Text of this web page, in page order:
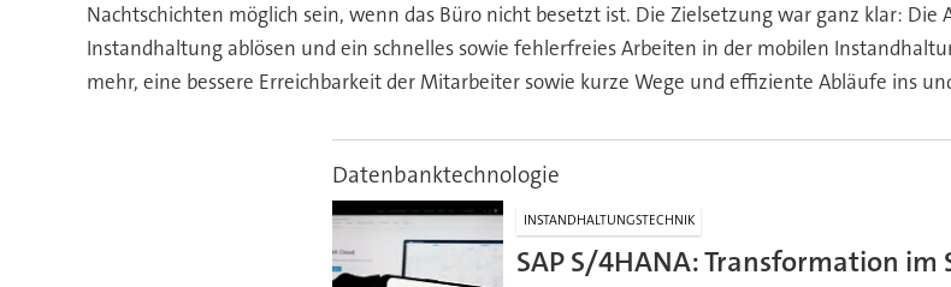
Nachtschichten möglich sein, wenn das Büro nicht besetzt ist. Die Zielsetzung war ganz klar:
Instandhaltung ablösen und ein schnelles sowie fehlerfreies Arbeiten in der mobilen
mehr, eine bessere Erreichbarkeit der Mitarbeiter sowie kurze Wege und effiziente Abläufe ins
Datenbanktechnologie
INSTANDHALTUNGSTECHNIK
SAP S/4HANA: Transformation im